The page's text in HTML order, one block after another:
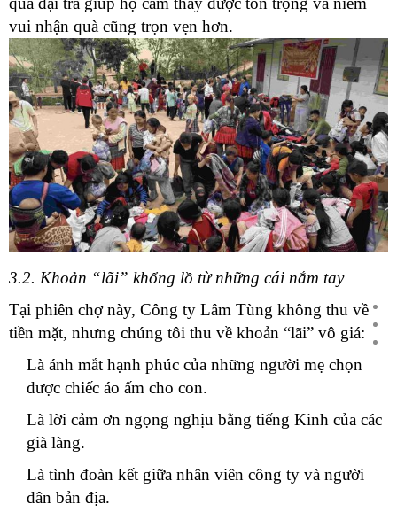
vui nhận quà cũng trọn vẹn hơn.
3.2. Khoản “lãi” khổng lồ từ những cái nắm tay
Tại phiên chợ này, Công ty Lâm Tùng không thu về
tiền mặt, nhưng chúng tôi thu về khoản “lãi” vô giá:
Là ánh mắt hạnh phúc của những người mẹ chọn
được chiếc áo ấm cho con.
Là lời cảm ơn ngọng nghịu bằng tiếng Kinh của các
già làng.
Là tình đoàn kết giữa nhân viên công ty và người
dân bản địa.